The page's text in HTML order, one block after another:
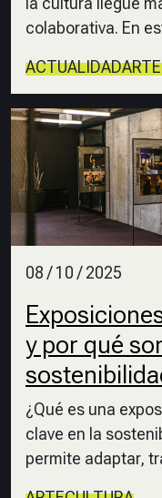
colaborativa. En
ACTUALIDADARTE
08 / 10 / 2025
y por qué
¿Qué es una
clave en la
permite adaptar,